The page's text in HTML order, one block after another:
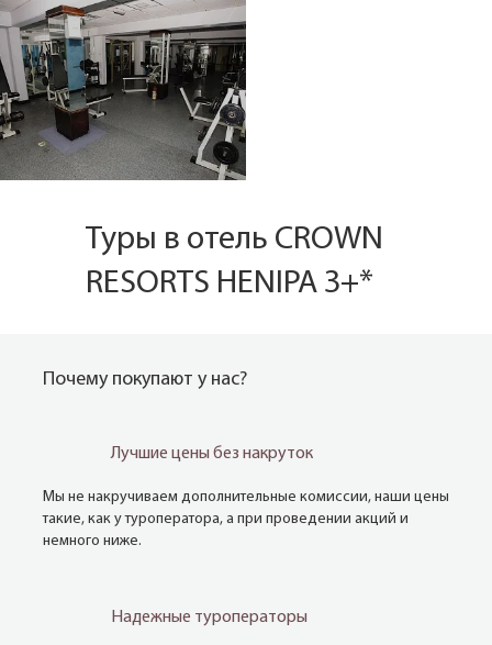
Туры в отель CROWN
RESORTS HENIPA 3+*
Почему покупают у нас?
Лучшие цены без накруток
Мы не накручиваем дополнительные комиссии, наши цены
такие, как у туроператора, а при проведении акций и
немного ниже.
Надежные туроператоры